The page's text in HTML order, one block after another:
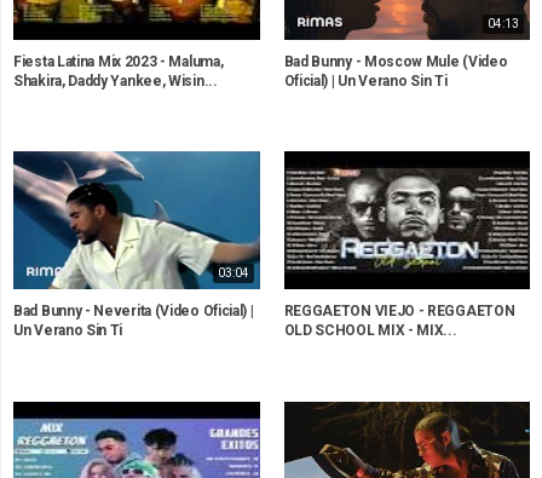
Fiesta Latina Mix 2023 - Maluma,
Shakira, Daddy Yankee, Wisin...
04:13
Bad Bunny - Moscow Mule (Video
Oficial) | Un Verano Sin Ti
03:04
Bad Bunny - Neverita (Video Oficial) |
Un Verano Sin Ti
REGGAETON VIEJO - REGGAETON
OLD SCHOOL MIX - MIX...